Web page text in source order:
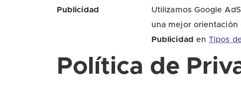
Publicidad
Utilizamos Google
una mejor orientación
Publicidad enTipos
Política de